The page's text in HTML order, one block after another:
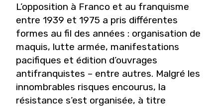
L’opposition à Franco et au franquisme
entre 1939 et 1975 a pris différentes
formes au fil des années : organisation de
maquis, lutte armée, manifestations
pacifiques et édition d’ouvrages
antifranquistes – entre autres. Malgré les
innombrables risques encourus, la
résistance s’est organisée, à titre